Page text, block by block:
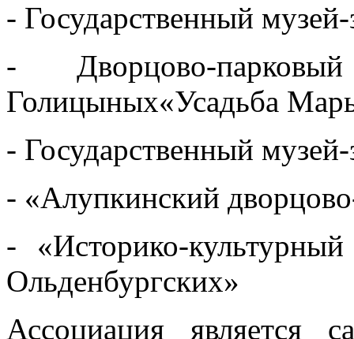
- Государственный
- Дворцово-
Голицыных«Усадьба
- Государственный
- «Алупкинский
- «Историко-
Ольденбургских»
Ассоциация является